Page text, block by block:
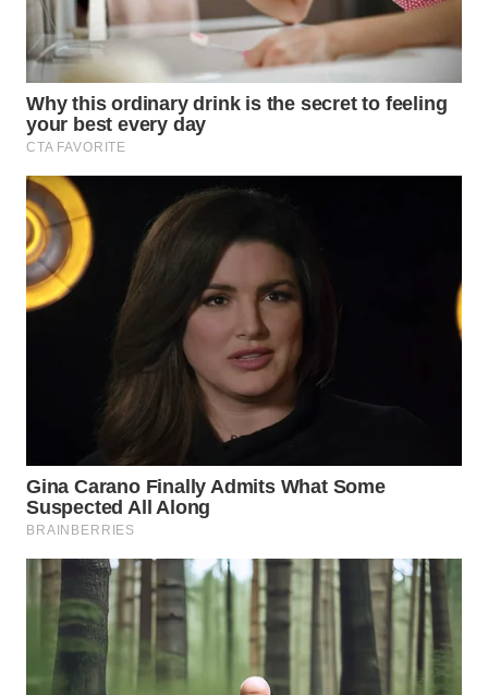
WN
PRIANGAN
TIMUR
WN
SEMARANG
WN
SOLO
WN
BOROBUDUR
SURABAYA
WN
WN
BINTAN